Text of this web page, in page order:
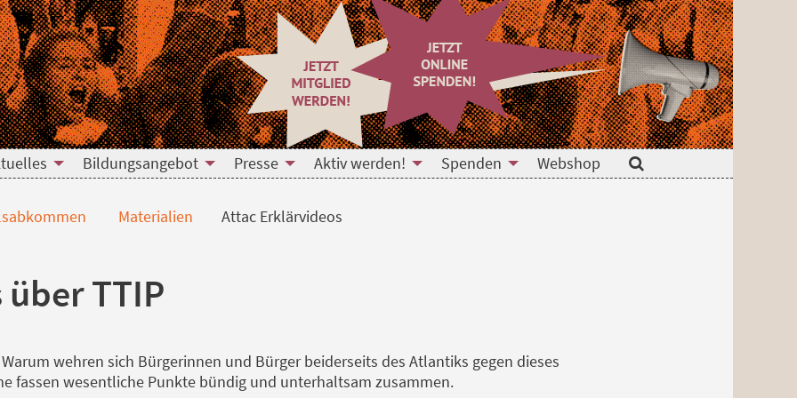
Bildungsangebot Presse Aktiv werden! Spenden Webshop
Materialien Attac Erklärvideos
TTIP
wehren sich Bürgerinnen und Bürger beiderseits des Atlantiks gegen dieses
fassen wesentliche Punkte bündig und unterhaltsam zusammen.